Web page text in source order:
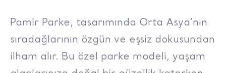
Pamir Parke, tasarımında Orta Asya’nın
sıradağlarının özgün ve eşsiz dokusundan
ilham alır. Bu özel parke modeli, yaşam